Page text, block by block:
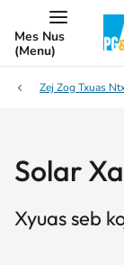
Mes Nus
(Menu)
Zej Zog Txuas
Solar
Xyuas seb